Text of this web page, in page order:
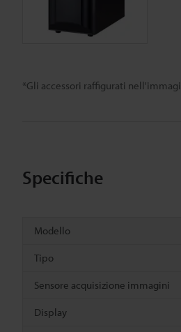
*Gli accessori raffigurati
Specifiche
Modello
Tipo
Sensore acquisizione immagini
Display